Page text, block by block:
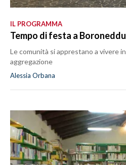
IL PROGRAMMA
Tempo di festa a
Le comunità si apprestano a vivere
aggregazione
Alessia Orbana